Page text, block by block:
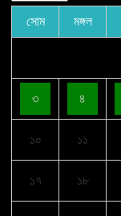
সোম মঙ্গল
৩ ৪
১০ ১১
১৭ ১৮